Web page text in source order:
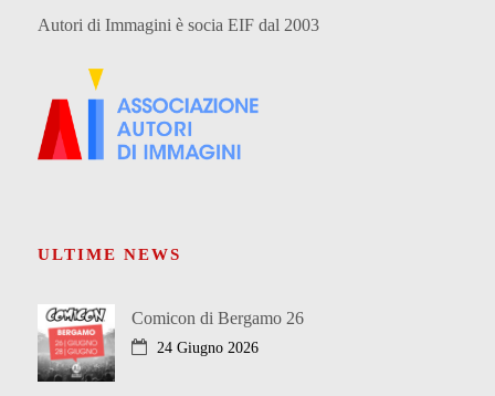
Autori di Immagini è socia EIF dal 2003
ULTIME NEWS
Comicon di Bergamo 26
24 Giugno 2026